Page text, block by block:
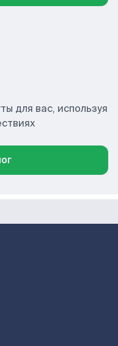
для вас, используя